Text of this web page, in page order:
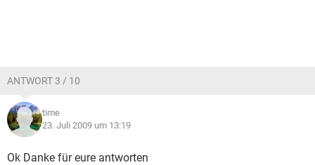
ANTWORT 3 / 10
time
23. Juli 2009 um 13:19
Ok Danke für eure antworten